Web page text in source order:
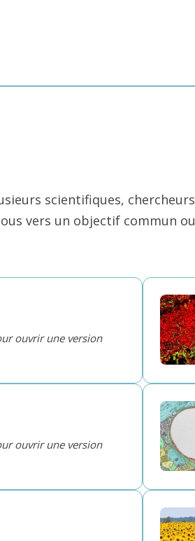
scientifiques,
vers un objectif commun
ouvrir une version
ouvrir une version